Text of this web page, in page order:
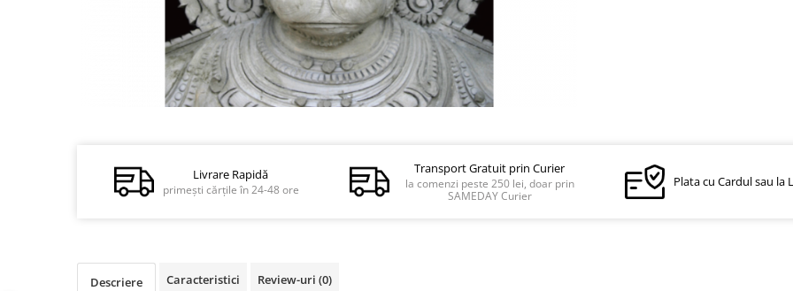
Livrare Rapidă
primești cărțile în 24-48 ore
Transport Gratuit prin Curier
la comenzi peste 250 lei, doar prin
SAMEDAY Curier
Plata cu Cardul sau la
Descriere Caracteristici Review-uri (0)